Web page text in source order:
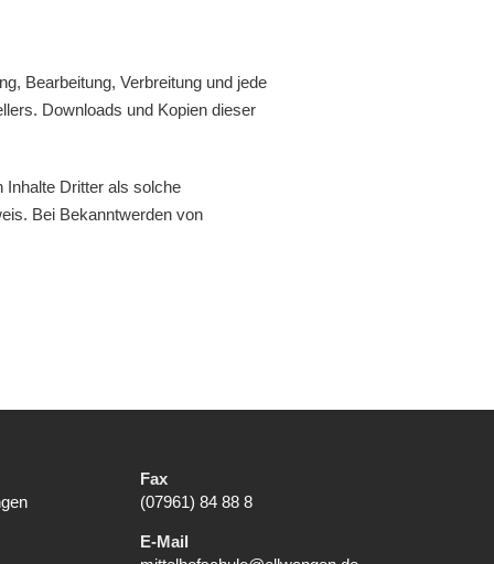
Bearbeitung, Verbreitung und jede
Downloads und Kopien dieser
Inhalte Dritter als solche
Bei Bekanntwerden von
Fax
(07961) 84 88 8
E-Mail